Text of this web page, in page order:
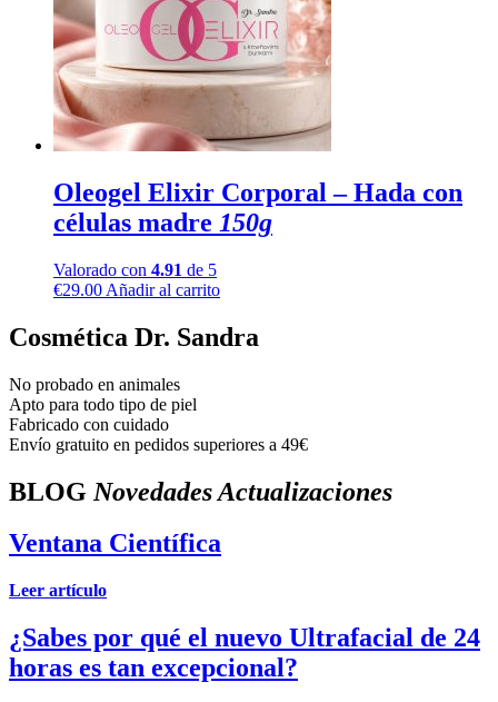
Oleogel Elixir Corporal – Hada con
células madre 150g
Valorado con 4.91 de 5
€29.00 Añadir al carrito
Cosmética Dr. Sandra
No probado en animales
Apto para todo tipo de piel
Fabricado con cuidado
Envío gratuito en pedidos superiores a 49€
BLOG Novedades Actualizaciones
Ventana Científica
Leer artículo
¿Sabes por qué el nuevo Ultrafacial de 24
horas es tan excepcional?